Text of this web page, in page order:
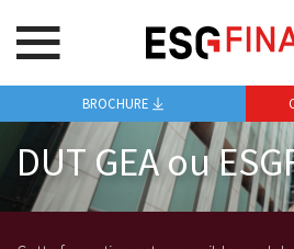
DUT GEA ou
BROCHURE